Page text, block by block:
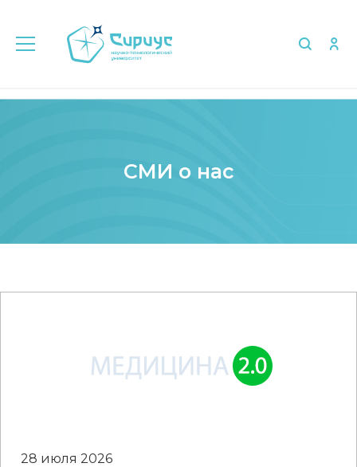
СМИ о нас
28 июля 2026